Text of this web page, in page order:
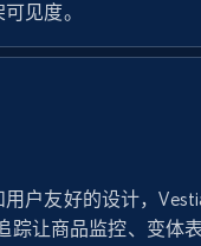
- Collects
Sku, Currency, Gtin,
urls, Top reviews,
见度。
户友好的设计，
踪让商品监控、变体